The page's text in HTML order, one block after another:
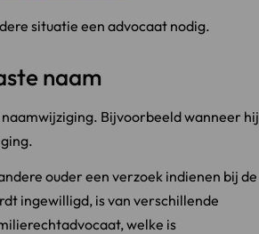
situatie een advocaat nodig.
naam
Bijvoorbeeld wanneer hij
ouder een verzoek indienen bij de
ingewilligd, is van verschillende
welke is